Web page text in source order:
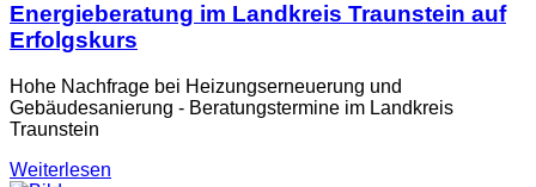
Energieberatung im Landkreis Traunstein auf
Erfolgskurs
Hohe Nachfrage bei Heizungserneuerung und
Gebäudesanierung - Beratungstermine im Landkreis
Traunstein
Weiterlesen